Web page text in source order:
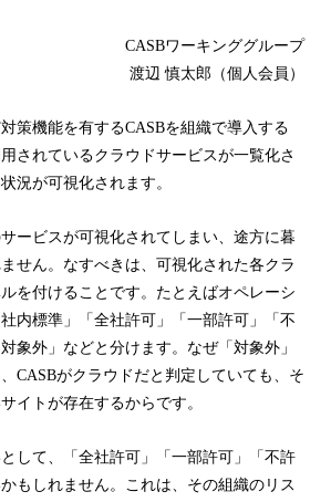
CASBワーキンググループ
渡辺 慎太郎（個人会員）
対策機能を有するCASBを組織で導入する
されているクラウドサービスが一覧化さ
況が可視化されます。
ービスが可視化されてしまい、途方に暮
せん。なすべきは、可視化された各クラ
を付けることです。たとえばオペレーシ
内標準」「全社許可」「一部許可」「不
象外」などと分けます。なぜ「対象外」
CASBがクラウドだと判定していても、そ
イトが存在するからです。
として、「全社許可」「一部許可」「不許
もしれません。これは、その組織のリス